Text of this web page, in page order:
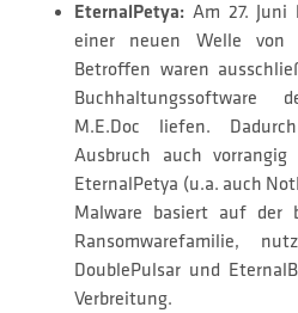
EternalPetya: Am 27.
einer neuen Welle von
Betroffen waren
Buchhaltungssoftware
M.E.Doc liefen.
Ausbruch auch
EternalPetya (u.a. auch
Malware basiert auf der
Ransomwarefamilie,
DoublePulsar und
Verbreitung.